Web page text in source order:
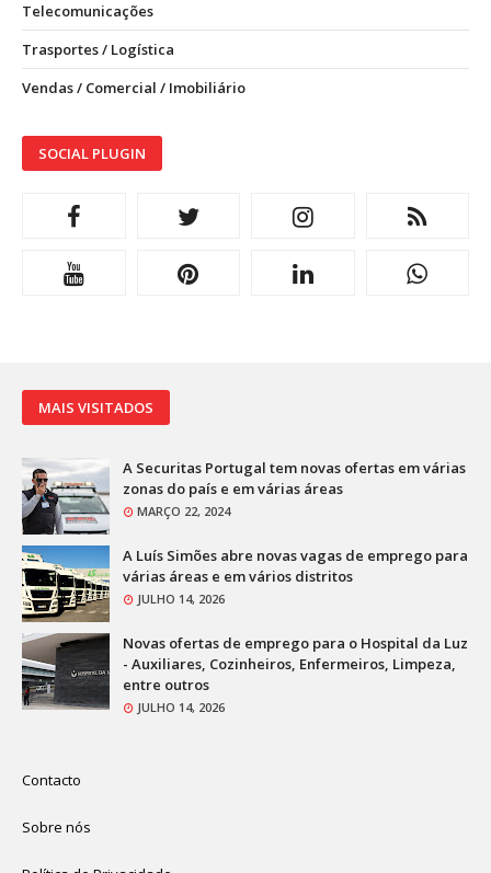
Telecomunicações
Trasportes / Logística
Vendas / Comercial / Imobiliário
SOCIAL PLUGIN
MAIS VISITADOS
A Securitas Portugal tem novas ofertas em várias
zonas do país e em várias áreas
MARÇO 22, 2024
A Luís Simões abre novas vagas de emprego para
várias áreas e em vários distritos
JULHO 14, 2026
Novas ofertas de emprego para o Hospital da Luz
- Auxiliares, Cozinheiros, Enfermeiros, Limpeza,
entre outros
JULHO 14, 2026
Contacto
Sobre nós